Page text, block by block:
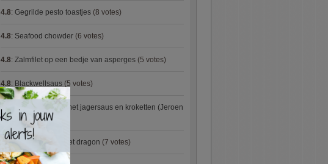
4.8: Gegrilde pesto toastjes (8 votes)
4.8: Seafood chowder (6 votes)
4.8: Zalmfilet op een bedje van asperges (5 votes)
4.8: Blackwellsaus (5 votes)
4.7
Varkenshaasje met jagersaus en kroketten (Jeroen
Meus)(15 votes)
4.7:Gestoofde kip met dragon (7 votes)
×